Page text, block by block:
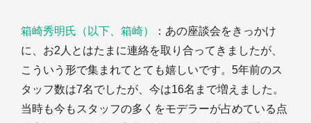
箱崎秀明氏（以下、箱崎）
：あの座談会をきっかけ
に、お2人とはたまに連絡を取り合ってきましたが、
こういう形で集まれてとても嬉しいです。5年前のス
タッフ数は7名でしたが、今は16名まで増えました。
当時も今もスタッフの多くをモデラーが占めている点